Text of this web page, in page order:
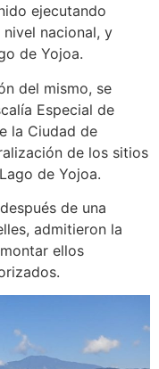
ejecutando
nacional, y
de Yojoa.
del mismo, se
Especial de
la Ciudad de
de los sitios
de Yojoa.
de una
admitieron la
ellos